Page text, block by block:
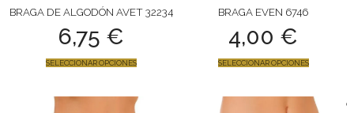
BRAGA DE ALGODÓN AVET 32234
6,75 €
SELECCIONAR OPCIONES
BRAGA EVEN 6746
4,00 €
SELECCIONAR OPCIONES